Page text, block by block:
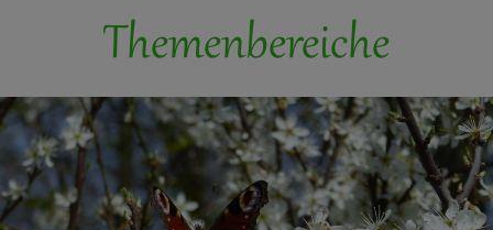
Themenbereiche